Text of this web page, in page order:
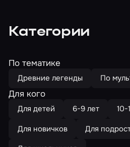
Категории
По тематике
Древние легенды По
Для кого
Для детей 6-9 лет
10-
Для новичков
Для